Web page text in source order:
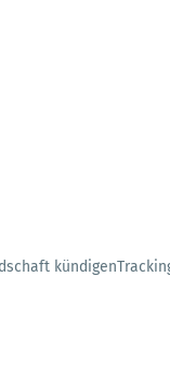
kündigen